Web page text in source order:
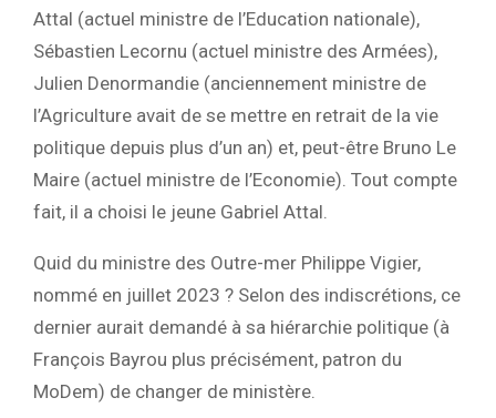
Attal (actuel ministre de l’Education nationale),
Sébastien Lecornu (actuel ministre des Armées),
Julien Denormandie (anciennement ministre de
l’Agriculture avait de se mettre en retrait de la vie
politique depuis plus d’un an) et, peut-être Bruno Le
Maire (actuel ministre de l’Economie). Tout compte
fait, il a choisi le jeune Gabriel Attal.
Quid du ministre des Outre-mer Philippe Vigier,
nommé en juillet 2023 ? Selon des indiscrétions, ce
dernier aurait demandé à sa hiérarchie politique (à
François Bayrou plus précisément, patron du
MoDem) de changer de ministère.